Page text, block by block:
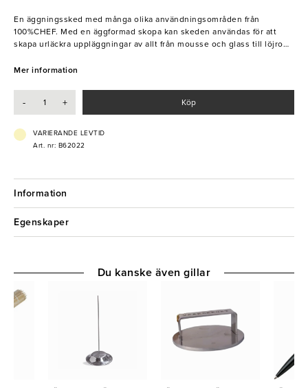
En äggningssked med många olika användningsområden från
100%CHEF. Med en äggformad skopa kan skeden användas för att
skapa urläckra uppläggningar av allt från mousse och glass till löjrom
full kontroll och är dessutom tillverkad av slitstarkt rostfritt stål som
- Storlek: Large
- Rostfritt stål
Mer information
- + Köp
VARIERANDE LEVTID
Art. nr: B62022
Information
Egenskaper
Du kanske även gillar